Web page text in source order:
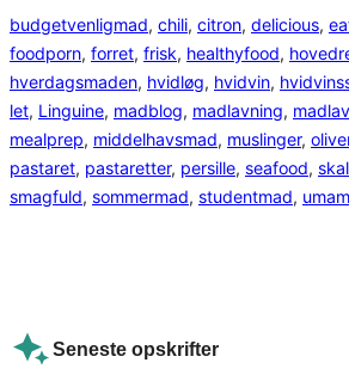
budgetvenligmad, chili, citron, delicious,
foodporn, forret, frisk, healthyfood,
hverdagsmaden, hvidløg, hvidvin,
let, Linguine, madblog, madlavning,
mealprep, middelhavsmad, muslinger,
pastaret, pastaretter, persille, seafood,
smagfuld, sommermad, studentmad,
Seneste opskrifter